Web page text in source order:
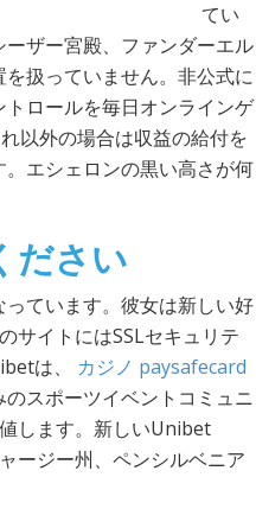
てい
ザー宮殿、ファンダーエル
扱っていません。非公式に
ロールを毎日オンラインゲ
以外の場合は収益の給付を
エシェロンの黒い高さが何
ださい
ています。彼女は新しい好
サイトにはSSLセキュリテ
は、 カジノ paysafecard
スポーツイベントコミュニ
します。新しいUnibet
ージー州、ペンシルベニア